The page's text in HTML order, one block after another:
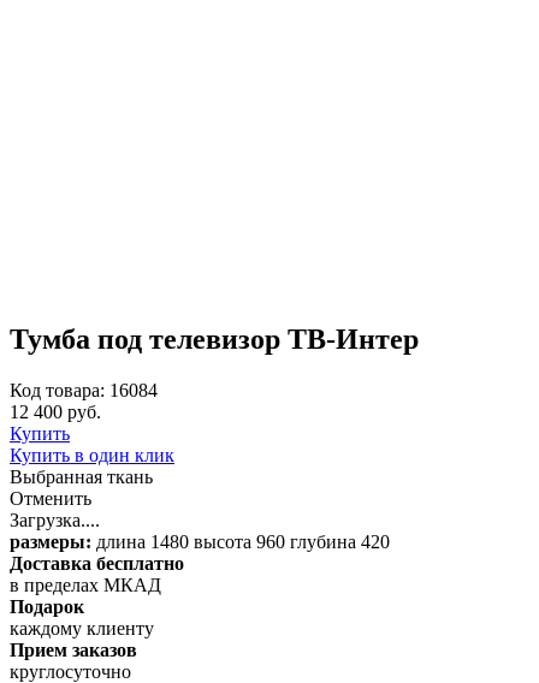
Тумба под телевизор ТВ-Интер
Код товара: 16084
12 400 руб.
Купить
Купить в один клик
Выбранная ткань
Отменить
Загрузка....
размеры: длина 1480 высота 960 глубина 420
Доставка бесплатно
в пределах МКАД
Подарок
каждому клиенту
Прием заказов
круглосуточно